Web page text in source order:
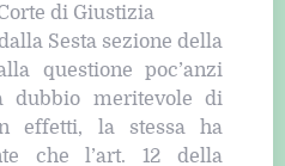
di Giustizia
Sesta sezione della
questione poc’anzi
dubbio meritevole di
effetti, la stessa ha
che l’art. 12 della